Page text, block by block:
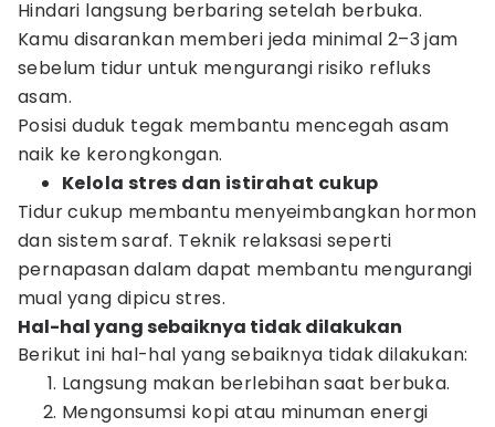
Hindari langsung berbaring setelah berbuka.
Kamu disarankan memberi jeda minimal 2–3 jam
sebelum tidur untuk mengurangi risiko refluks
asam.
Posisi duduk tegak membantu mencegah asam
naik ke kerongkongan.
Kelola stres dan istirahat cukup
Tidur cukup membantu menyeimbangkan hormon
dan sistem saraf. Teknik relaksasi seperti
pernapasan dalam dapat membantu mengurangi
mual yang dipicu stres.
Hal-hal yang sebaiknya tidak dilakukan
Berikut ini hal-hal yang sebaiknya tidak dilakukan:
Langsung makan berlebihan saat berbuka.
Mengonsumsi kopi atau minuman energi